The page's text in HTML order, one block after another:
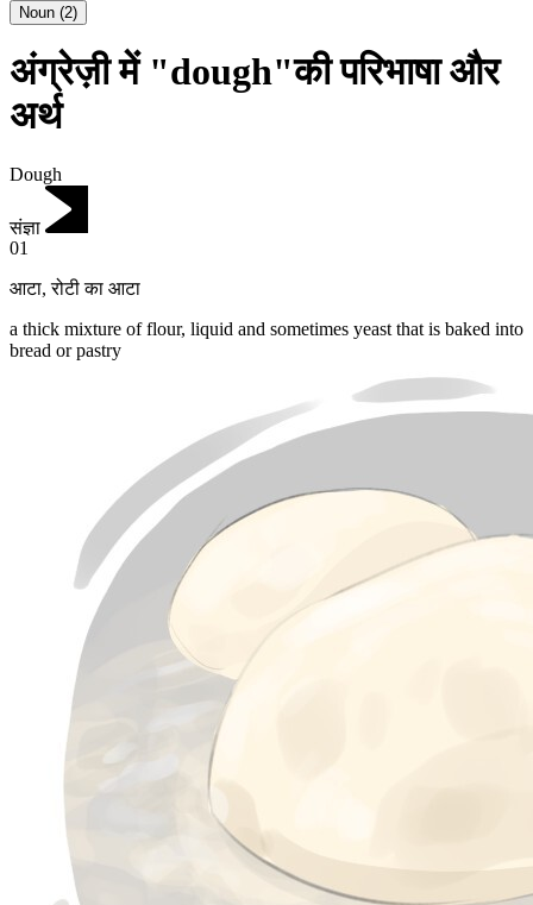
Noun (2)
अंग्रेज़ी में "dough"की परिभाषा और
अर्थ
Dough
संज्ञा
01
आटा,रोटी का आटा
a thick mixture of flour, liquid and sometimes yeast that is baked into
bread or pastry